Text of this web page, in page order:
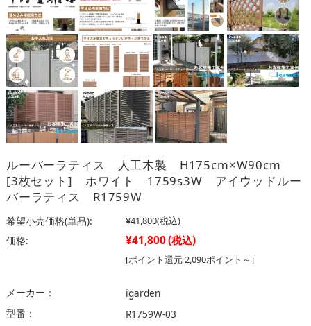
ルーバーラティス 人工木製 H175cm×W90cm
[3枚セット] ホワイト 1759s3W アイウッドルー
バーラティス R1759W
希望小売価格(単品): ¥41,800(税込)
価格: ¥41,800(税込)
[ポイント還元 2,090ポイント～]
メーカー：
igarden
型番：
R1759W-03